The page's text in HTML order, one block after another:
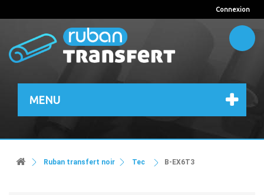
Connexion
MENU
Ruban transfert noir Tec B-EX6T3